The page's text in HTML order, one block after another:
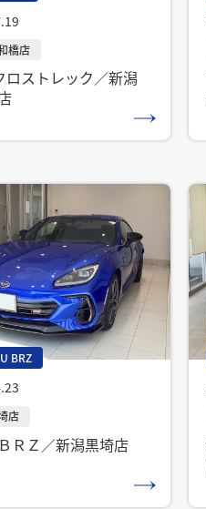
ストレック／新潟
BRZ
ＲＺ／新潟黒埼店